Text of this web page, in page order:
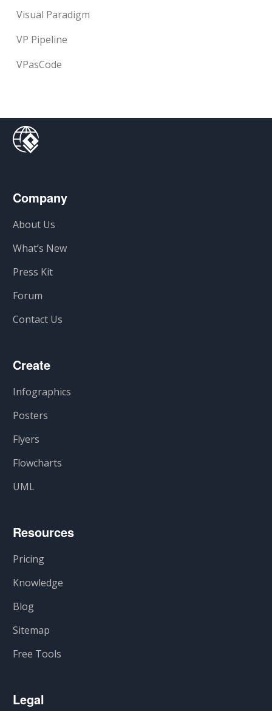
Visual Paradigm
VP Pipeline
VPasCode
Company
About Us
What’s New
Press Kit
Forum
Contact Us
Create
Infographics
Posters
Flyers
Flowcharts
UML
Resources
Pricing
Knowledge
Blog
Sitemap
Free Tools
Legal